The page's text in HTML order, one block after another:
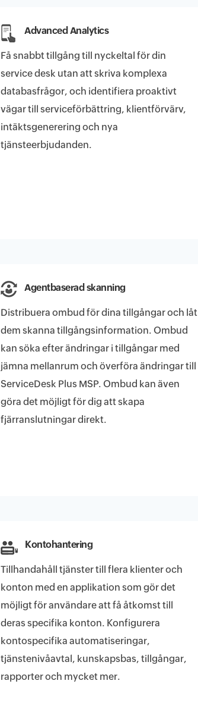
Advanced Analytics
Få snabbt tillgång till nyckeltal för din
service desk utan att skriva komplexa
databasfrågor, och identifiera proaktivt
vägar till serviceförbättring, klientförvärv,
intäktsgenerering och nya
tjänsteerbjudanden.
Agentbaserad skanning
Distribuera ombud för dina tillgångar och låt
dem skanna tillgångsinformation. Ombud
kan söka efter ändringar i tillgångar med
jämna mellanrum och överföra ändringar till
ServiceDesk Plus MSP. Ombud kan även
göra det möjligt för dig att skapa
fjärranslutningar direkt.
Kontohantering
Tillhandahåll tjänster till flera klienter och
konton med en applikation som gör det
möjligt för användare att få åtkomst till
deras specifika konton. Konfigurera
kontospecifika automatiseringar,
tjänstenivåavtal, kunskapsbas, tillgångar,
rapporter och mycket mer.